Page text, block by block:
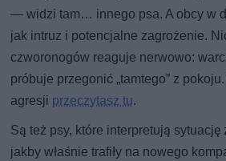
— widzi tam… innego psa. A obcy w
jak intruz i potencjalne zagrożenie.
czworonogów reaguje nerwowo:
próbuje przegonić „tamtego” z
agresji przeczytasz tu.
Są też psy, które interpretują
jakby właśnie trafiły na nowego